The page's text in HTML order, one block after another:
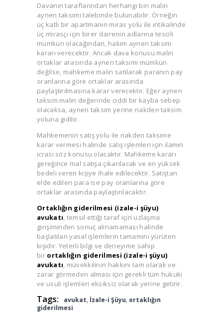
Davanın taraflarından herhangi biri malın
aynen taksimi talebinde bulunabilir. Örneğin
üç katlı bir apartmanın miras yolu ile intikalinde
üç mirasçı için birer dairenin adlarına tescili
mümkün olacağından, hakim aynen taksim
kararı verecektir. Ancak dava konusu malın
ortaklar arasında aynen taksimi mümkün
değilse, mahkeme malın satılarak paranın pay
oranlarına göre ortaklar arasında
paylaştırılmasına karar verecektir. Eğer aynen
taksim malın değerinde ciddi bir kayba sebep
olacaksa, aynen taksim yerine nakden taksim
yoluna gidilir.
Mahkemenin satış yolu ile nakden taksime
karar vermesi halinde satış işlemleri için ilamın
icrası söz konusu olacaktır. Mahkeme kararı
gereğince mal satışa çıkarılacak ve en yüksek
bedeli veren kişiye ihale edilecektir. Satıştan
elde edilen para ise pay oranlarına göre
ortaklar arasında paylaştırılacaktır.
Ortaklığın giderilmesi (izale-i şüyu)
avukatı, temsil ettiği taraf için uzlaşma
girişiminden sonuç alınamaması halinde
başlatılan yasal işlemlerin tamamını yürüten
kişidir. Yeterli bilgi ve deneyime sahip
bir ortaklığın giderilmesi (izale-i şüyu)
avukatı, müvekkilinin hakkını tam olarak ve
zarar görmeden alması için gerekli tüm hukuki
ve usuli işlemleri eksiksiz olarak yerine getirir.
Tags: avukat, İzale-i Şüyu, ortaklığın
giderilmesi